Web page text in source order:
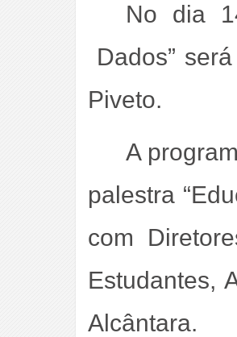
No dia
Dados”
Piveto.
A
palestra
com
Estudantes,
Alcântara.